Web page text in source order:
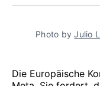
teilen
Photo by Julio
Die Europäische